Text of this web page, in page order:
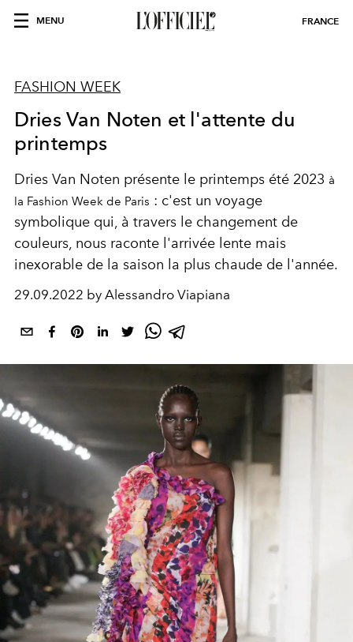
MENU FRANCE
FASHION WEEK
Dries Van Noten et l'attente du
printemps
Dries Van Noten présente le printemps été 2023 à
la Fashion Week de Paris : c'est un voyage
symbolique qui, à travers le changement de
couleurs, nous raconte l'arrivée lente mais
inexorable de la saison la plus chaude de l'année.
29.09.2022 by Alessandro Viapiana